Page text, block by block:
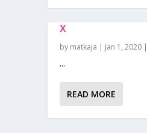
X
by matkaja | Jan 1, 2020|
...
READ MORE